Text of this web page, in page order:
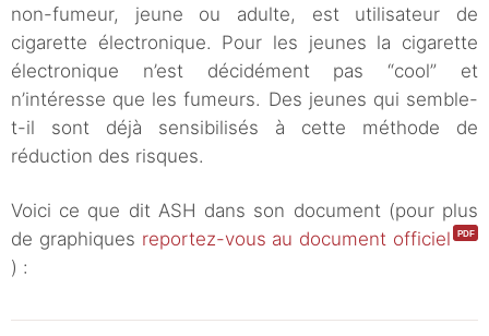
non-fumeur, jeune ou adulte, est utilisateur de
cigarette électronique. Pour les jeunes la cigarette
électronique n’est décidément pas “cool” et
n’intéresse que les fumeurs. Des jeunes qui semble-
t-il sont déjà sensibilisés à cette méthode de
réduction des risques.
Voici ce que dit ASH dans son document (pour plus
de graphiques reportez-vous au document officiel
) :